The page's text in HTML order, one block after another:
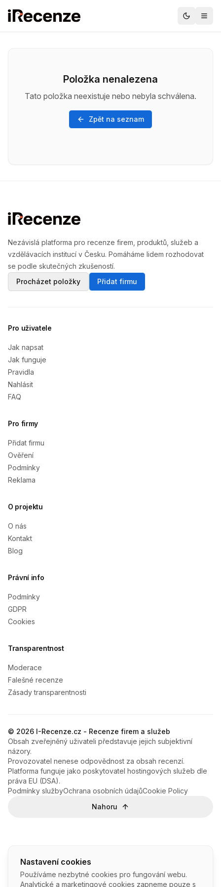
Položka nenalezena
Tato položka neexistuje nebo nebyla schválena.
Zpět na seznam
Nastavení cookies
Používáme nezbytné cookies pro fungování webu.
Analytické a marketingové cookies zapneme pouze s
Nezávislá platforma pro recenze firem, produktů, služeb a
vzdělávacích institucí v Česku. Pomáháme lidem rozhodovat
se podle skutečných zkušeností.
Procházet položky
Přidat firmu
Pro uživatele
Jak napsat
Jak funguje
Pravidla
Nahlásit
FAQ
Pro firmy
Přidat firmu
Ověření
Podmínky
Reklama
O projektu
O nás
Kontakt
Blog
Právní info
Podmínky
GDPR
Cookies
Transparentnost
Moderace
Falešné recenze
Zásady transparentnosti
© 2026 I-Recenze.cz - Recenze firem a služeb
Obsah zveřejněný uživateli představuje jejich subjektivní
názory.
Provozovatel nenese odpovědnost za obsah recenzí.
Platforma funguje jako poskytovatel hostingových služeb dle
práva EU (DSA).
Podmínky službyOchrana osobních údajůCookie Policy
Nahoru